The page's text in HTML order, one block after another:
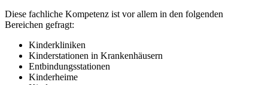
Diese fachliche Kompetenz ist vor allem in den folgenden
Bereichen gefragt:
Kinderkliniken
Kinderstationen in Krankenhäusern
Entbindungsstationen
Kinderheime